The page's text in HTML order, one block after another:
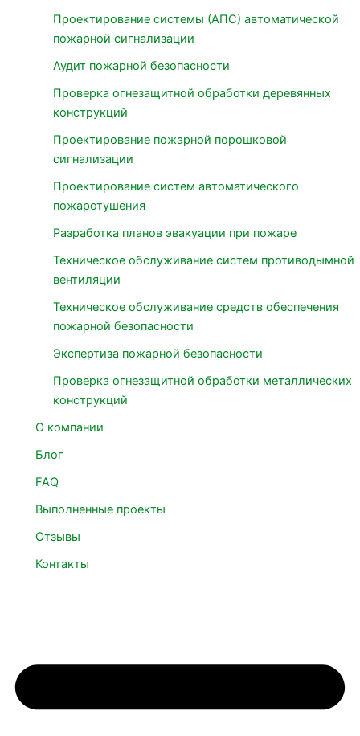
Проектирование системы (АПС) автоматической
пожарной сигнализации
Аудит пожарной безопасности
Проверка огнезащитной обработки деревянных
конструкций
Проектирование пожарной порошковой
сигнализации
Проектирование систем автоматического
пожаротушения
Разработка планов эвакуации при пожаре
Техническое обслуживание систем противодымной
вентиляции
Техническое обслуживание средств обеспечения
пожарной безопасности
Экспертиза пожарной безопасности
Проверка огнезащитной обработки металлических
конструкций
О компании
Блог
FAQ
Выполненные проекты
Отзывы
Контакты